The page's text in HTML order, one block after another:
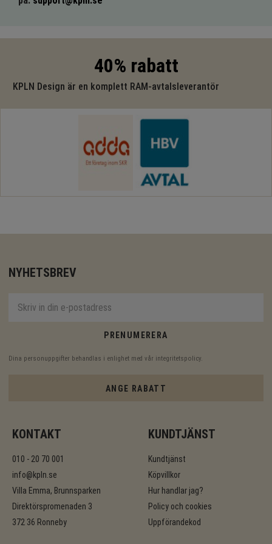
40% rabatt
KPLN Design är en komplett RAM-avtalsleverantör
NYHETSBREV
PRENUMERERA
Dina personuppgifter behandlas i enlighet med vår integritetspolicy
ANGE RABATT
KONTAKT
010 - 20 70 001
info@kpln.se
Villa Emma, Brunnsparken
Direktörspromenaden 3
372 36 Ronneby
KUNDTJÄNST
Kundtjänst
Köpvillkor
Hur handlar jag?
Policy och cookies
Uppförandekod